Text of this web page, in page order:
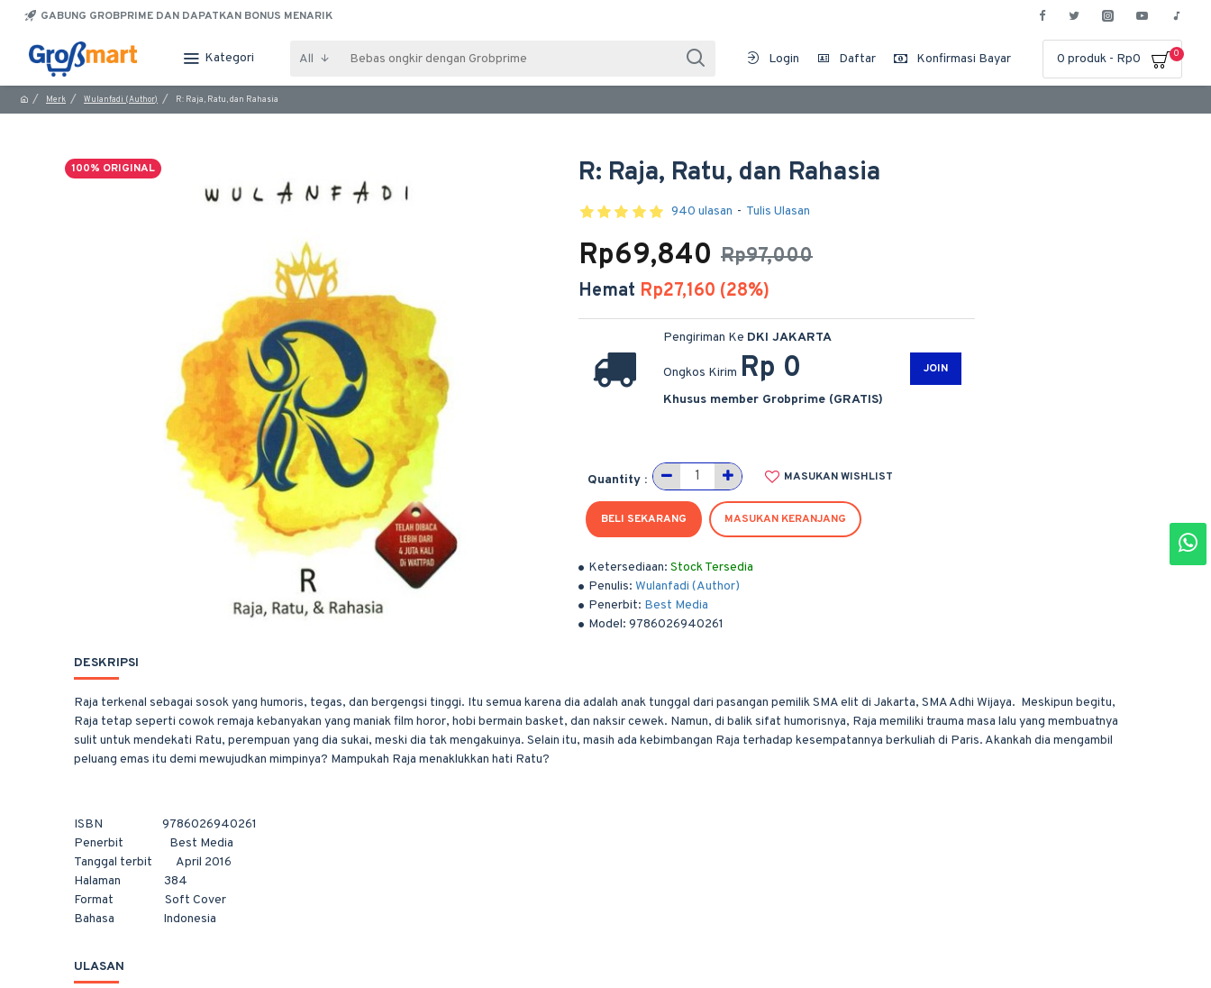
GABUNG GROBPRIME DAN DAPATKAN BONUS MENARIK
Kategori All Login Daftar Konfirmasi Bayar 0 produk - Rp0 0
Merk Wulanfadi (Author) R: Raja, Ratu, dan Rahasia
100% ORIGINAL R: Raja, Ratu, dan Rahasia
Ketersediaan: Stock Tersedia
Penulis: Wulanfadi (Author)
Penerbit: Best Media
Model: 9786026940261
940 ulasan - Tulis Ulasan
Rp97,000
Rp69,840
Hemat Rp27,160 (28%)
Pengiriman Ke DKI JAKARTA
Ongkos Kirim Rp 0
Khusus member Grobprime (GRATIS)
JOIN
Quantity : MASUKAN WISHLIST
BELI SEKARANG MASUKAN KERANJANG
DESKRIPSI
Raja terkenal sebagai sosok yang humoris, tegas, dan bergengsi tinggi. Itu semua karena dia adalah anak tunggal dari pasangan pemilik SMA elit di Jakarta, SMA Adhi Wijaya. Meskipun begitu,
Raja tetap seperti cowok remaja kebanyakan yang maniak film horor, hobi bermain basket, dan naksir cewek. Namun, di balik sifat humorisnya, Raja memiliki trauma masa lalu yang membuatnya
sulit untuk mendekati Ratu, perempuan yang dia sukai, meski dia tak mengakuinya. Selain itu, masih ada kebimbangan Raja terhadap kesempatannya berkuliah di Paris. Akankah dia mengambil
peluang emas itu demi mewujudkan mimpinya? Mampukah Raja menaklukkan hati Ratu?
ISBN 9786026940261
Penerbit Best Media
Tanggal terbit April 2016
Halaman 384
Format Soft Cover
Bahasa Indonesia
ULASAN